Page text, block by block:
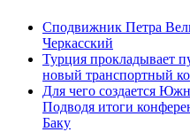
Сподвижник Петра
Черкасский
Турция прокладывает
новый транспортный
Для чего создается
Подводя итоги
Баку